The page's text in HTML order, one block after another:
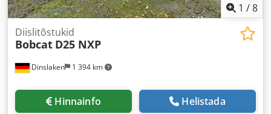
1 /8
Dinslaken 1 394 km
Diislitõstukid
Bobcat D25 NXP
Hinnainfo Helistada